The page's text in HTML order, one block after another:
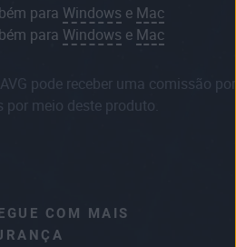
para Windows e Mac
para Windows e Mac
pode receber uma comissão por
meio deste produto.
COM MAIS